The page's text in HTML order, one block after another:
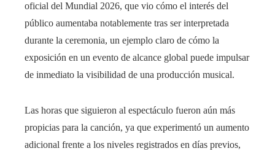
oficial del Mundial 2026, que vio cómo el interés del
público aumentaba notablemente tras ser interpretada
durante la ceremonia, un ejemplo claro de cómo la
exposición en un evento de alcance global puede impulsar
de inmediato la visibilidad de una producción musical.
Las horas que siguieron al espectáculo fueron aún más
propicias para la canción, ya que experimentó un aumento
adicional frente a los niveles registrados en días previos,